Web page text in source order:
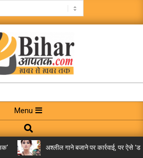
Menu
Search
अश्लील गाने बजाने पर कार्रवाई, पर ऐसे ‘डबल